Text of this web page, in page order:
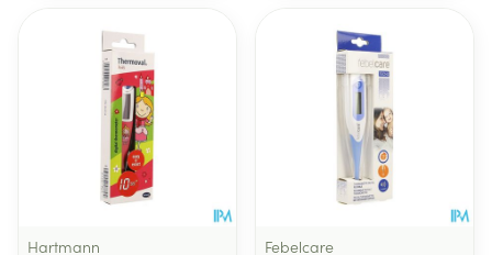
Hartmann
Febelcare